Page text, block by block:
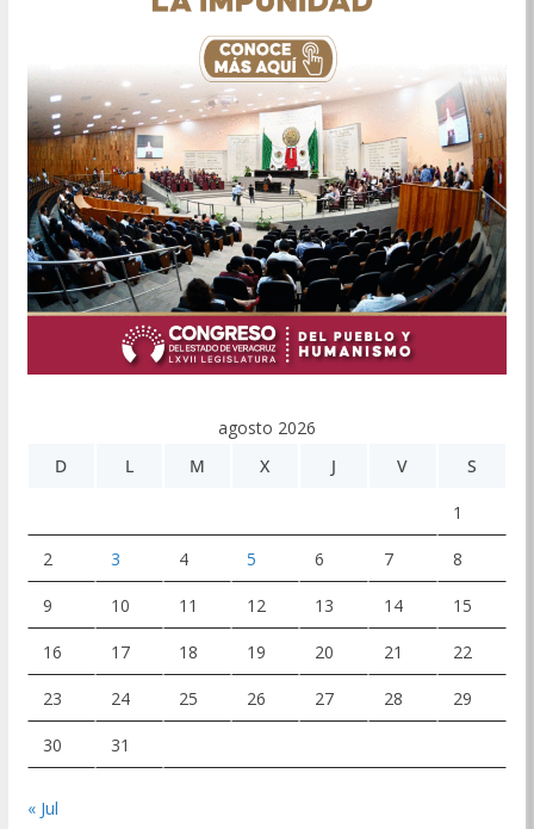
agosto 2026
D
L M X J V S
1
2 3 4 5 6 7 8
9 10 11 12 13 14 15
16 17 18 19 20 21 22
23 24 25 26 27 28 29
30 31
« Jul